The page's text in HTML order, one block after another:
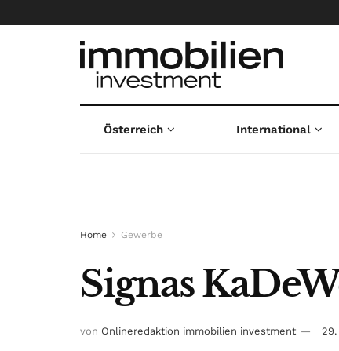
Österreich International
Home Gewerbe
Signas
von Onlineredaktion immobilien investment 29.